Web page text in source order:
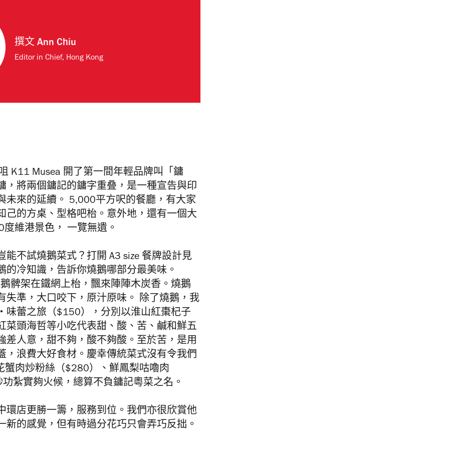
撰文 Ann Chiu
Editor in Chief, Hong Kong
K11 Musea 開了第一間年輕品牌叫「鏞
，將兩個鏞記的鏞字重叠，是一種宣告與印
未來的延續。 5,000平方呎的餐廳，有大家
己的方桌、型格吧枱。意外地，還有一個大
度維港景色， 一覽無遺。
不試燒鵝菜式？打開 A3 size 餐牌設計見
冷知識，告訴你燒鵝哪部分最美味。
髀架在鐵網上枱，飄來陣陣木炭香。燒鵝
失準，大口咬下，原汁原味。 除了燒鵝，我
味蕾之旅（$150），分別以淮山紅棗杞子
菜頭海哲等小吃代表甜、酸、苦、鹹和鮮五
差人意，甜不夠，酸不夠酸。至於苦，是用
，浪費大好食材。慶幸傳統菜式沒有令我們
肉炒粉絲（$280）、鮮鳳梨咕嚕肉
紮實夠火候，總算不負鏞記粵菜之名。
環店更勝一籌，服務到位。我們亦很欣賞他
的感覺，但有時過分花巧只會弄巧反拙。